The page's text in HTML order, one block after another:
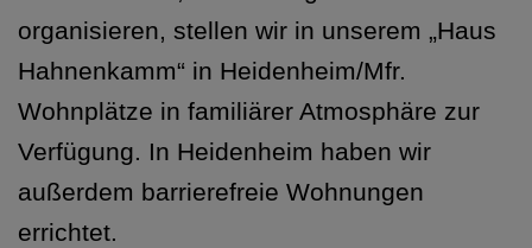
organisieren, stellen wir in unserem „Haus
Hahnenkamm“ in Heidenheim/Mfr.
Wohnplätze in familiärer Atmosphäre zur
Verfügung. In Heidenheim haben wir
außerdem barrierefreie Wohnungen
errichtet.